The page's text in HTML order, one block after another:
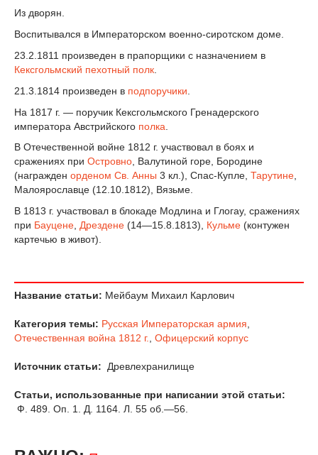
Из дворян.
Воспитывался в Императорском военно-сиротском доме.
23.2.1811 произведен в прапорщики с назначением в
Кексгольмский пехотный полк
21.3.1814 произведен в подпоручики
На 1817 г. — поручик Кексгольмского Гренадерского
императора Австрийского полка
В Отечественной войне 1812 г. участвовал в боях и
сражениях при Островно, Валутиной горе, Бородине
(награжден орденом Св. Анны 3 кл.), Спас-Купле, Тарутине,
Малоярославце (12.10.1812), Вязьме.
В 1813 г. участвовал в блокаде Модлина и Глогау, сражениях
при Бауцене Дрездене (14—15.8.1813), Кульме (контужен
картечью в живот).
Название статьи: Мейбаум Михаил Карлович
Категория темы: Русская Императорская армия
Отечественная война 1812 г.
Офицерский корпус
Источник статьи: Древлехранилище
Статьи, использованные при написании этой статьи:
Ф. 489. Оп. 1. Д. 1164. Л. 55 об.—56.